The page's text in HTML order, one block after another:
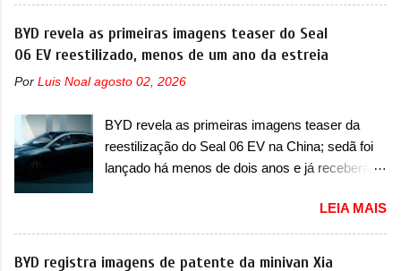
motor do ventilador HVAC (aquecimento,
ventilação e ar-condicionado). A marca também
confirmou que “foi identificada a possibilidade de
uma sobrecarga do microprocessador do
poderá causar a perda de força motriz,
requerendo a atualização do software do
modulo de...
mudanças visuais e com uma nova opção de
motor. Depois da picape compacta receber o
câmbio automático CVT no ano passado, a Fiat
motor 1.0 12v Turbo Flex, conhecido como
Strada soube ser mutável com avanços
importantes que a concorrência nunca
conseguiu acompanhar e agora ela abre uma
T200, que estreou nos irmãos Pulse e
Fastback. "A Fiat Strada é mais do que uma
picape, é uma verdadeira revolução no
BYD revela as primeiras imagens teaser do Seal
06 EV reestilizado, menos de um ano da estreia
Por Luis Noal agosto 02, 2026
BYD revela as primeiras imagens teaser da
reestilização do Seal 06 EV na China; sedã foi
lançado há menos de dois anos e já receberá a
primeiras imagens teaser de uma mudança
visual para um dos seus menores sedãs
elétricos na China, pertencente à linha Ocean.
LEIA MAIS
BYD registra imagens de patente da minivan Xia